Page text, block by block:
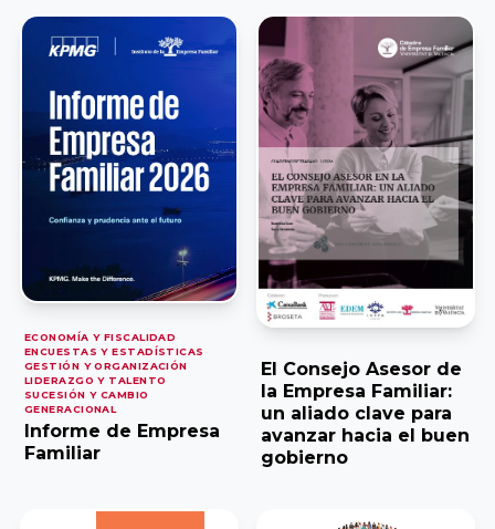
Nacional
del Fórum
Familiar
VER TODO
Ciencias
Económicas y
Empresariales,
Universidad de
Sevilla
Facultad de
Ciencias
Económicas y
Empresariales,
Cádiz
Facultad de
Asociación
para el
Desarrollo de
la Empresa
Familiar
ADEFAN
Associació
Balear de
l’Empresa
Asociación
Andaluza de
ECONOMÍA Y FISCALIDAD
ENCUESTAS Y ESTADÍSTICAS
GESTIÓN Y ORGANIZACIÓN
LIDERAZGO Y TALENTO
SUCESIÓN Y CAMBIO
GENERACIONAL
Informe de Empresa
Familiar
El Consejo Asesor de
la Empresa Familiar:
un aliado clave para
avanzar hacia el buen
gobierno